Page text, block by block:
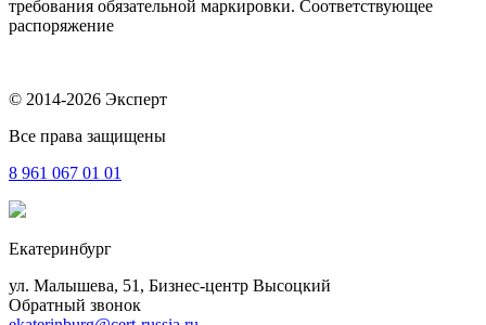
требования обязательной маркировки. Соответствующее
распоряжение
© 2014-2026 Эксперт
Все права защищены
8 961 067 01 01
Екатеринбург
ул. Малышева, 51, Бизнес-центр Высоцкий
Обратный звонок